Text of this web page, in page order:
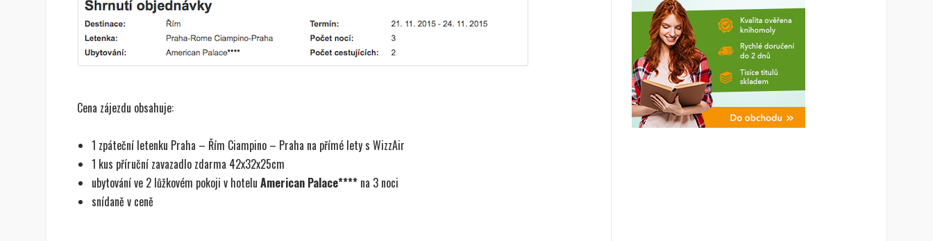
Cena zájezdu obsahuje:
1 zpáteční letenku Praha – Řím Ciampino – Praha na přímé lety s WizzAir
1 kus příruční zavazadlo zdarma 42x32x25cm
ubytování ve 2 lůžkovém pokoji v hotelu American Palace**** na 3 noci
snídaně v ceně​